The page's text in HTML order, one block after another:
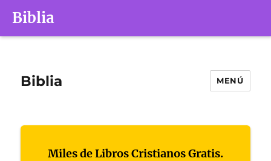
Biblia
Biblia MENÚ
Miles de Libros Cristianos Gratis.